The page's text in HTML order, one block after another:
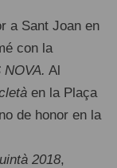
a Sant Joan en
con la
Al
en la Plaça
de honor en la
2018,